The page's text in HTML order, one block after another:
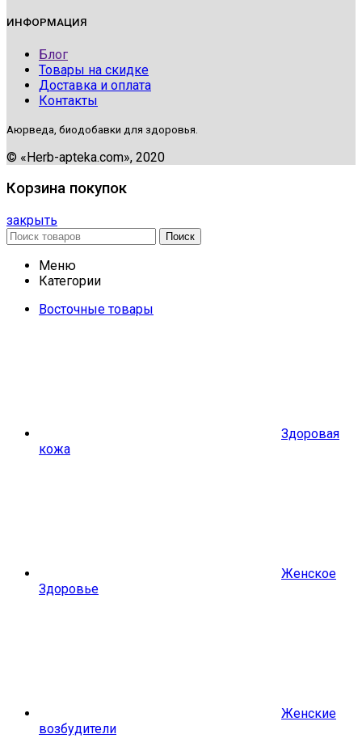
ИНФОРМАЦИЯ
Блог
Товары на скидке
Доставка и оплата
Контакты
Аюрведа, биодобавки для здоровья.
© «Herb-apteka.com», 2020
Корзина покупок
закрыть
Поиск
Меню
Категории
Восточные товары
Здоровая
кожа
Женское
Здоровье
Женские
возбудители